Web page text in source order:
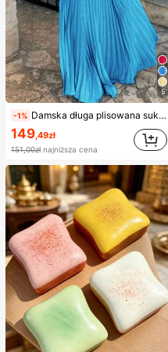
5
-1% Damska długa plisowana sukienka koktajlowa bez rękawów, z dekoltem halter i odkrytymi plecami, na wesele i przyjęcie, jesienna
149 ,49zł
151,00zł najniższa cena